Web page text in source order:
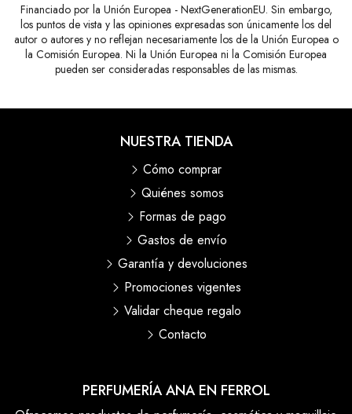
Financiado por la Unión Europea - NextGenerationEU. Sin embargo,
los puntos de vista y las opiniones expresadas son únicamente los del
autor o autores y no reflejan necesariamente los de la Unión Europea o
la Comisión Europea. Ni la Unión Europea ni la Comisión Europea
pueden ser consideradas responsables de las mismas.
PERFUMERÍA ANA EN FERROL
NUESTRA TIENDA
Cómo comprar
Quiénes somos
Formas de pago
Gastos de envío
Garantía y devoluciones
Promociones vigentes
Validar cheque regalo
Contacto